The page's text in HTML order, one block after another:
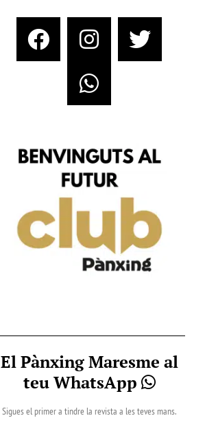
El Pànxing Maresme al
teu WhatsApp
Sigues el primer a tindre la revista a les teves mans.